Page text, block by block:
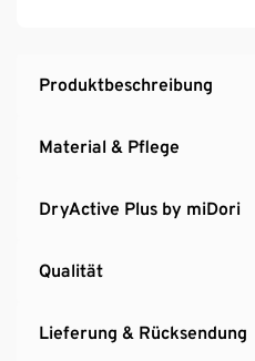
Produktbeschreibung
Material & Pflege
DryActive Plus by miDori
Qualität
Lieferung & Rücksendung